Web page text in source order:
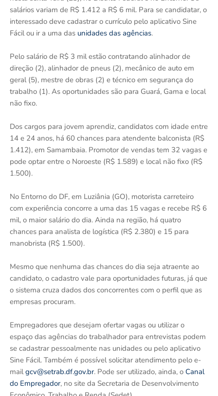
salários variam de R$ 1.412 a R$ 6 mil. Para se candidatar, o
interessado deve cadastrar o currículo pelo aplicativo Sine
Fácil ou ir a uma das unidades das agências.
Pelo salário de R$ 3 mil estão contratando alinhador de
direção (2), alinhador de pneus (2), mecânico de auto em
geral (5), mestre de obras (2) e técnico em segurança do
trabalho (1). As oportunidades são para Guará, Gama e local
não fixo.
Dos cargos para jovem aprendiz, candidatos com idade entre
14 e 24 anos, há 60 chances para atendente balconista (R$
1.412), em Samambaia. Promotor de vendas tem 32 vagas e
pode optar entre o Noroeste (R$ 1.589)​ e local não fixo (R$
1.500).
No Entorno do DF, em Luziânia (GO), motorista carreteiro
com experiência concorre a uma das 15 vagas e recebe R$ 6
mil, o maior salário do dia. Ainda na região, há quatro
chances para analista de logística (R$ 2.380) e 15 para
manobrista (R$ 1.500).
Mesmo que nenhuma das chances do dia seja atraente ao
candidato, o cadastro vale para oportunidades futuras, já que
o sistema cruza dados dos concorrentes com o perfil que as
empresas procuram.
Empregadores que desejam ofertar vagas ou utilizar o
espaço das agências do trabalhador para entrevistas podem
se cadastrar pessoalmente nas unidades ou pelo aplicativo
Sine Fácil. Também é possível solicitar atendimento pelo e-
mailgcv@setrab.df.gov.br. Pode ser utilizado, ainda, o Canal
do Empregador, no site da Secretaria de Desenvolvimento